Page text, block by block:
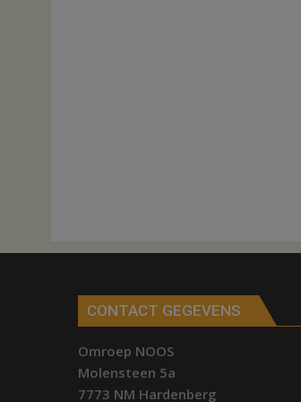
CONTACT GEGEVENS
Omroep NOOS
Molensteen 5a
7773 NM Hardenberg